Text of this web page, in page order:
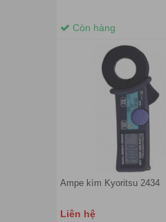
Còn hàng
Ampe kìm Kyoritsu 2434
Liên hệ